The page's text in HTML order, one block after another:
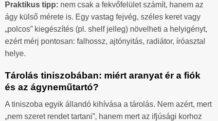
Praktikus tipp: nem csak a fekvőfelület számít, hanem az
ágy külső mérete is. Egy vastag fejvég, széles keret vagy
„polcos” kiegészítés (pl. shelf jelleg) növelheti a helyigényt,
ezért mérj pontosan: falhossz, ajtónyitás, radiátor, íróasztal
helye.
Tárolás tiniszobában: miért aranyat ér a fiók
és az ágyneműtartó?
A tiniszoba egyik állandó kihívása a tárolás. Nem azért, mert
„nem szeret rendet tartani”, hanem mert az ifjúsági korhoz